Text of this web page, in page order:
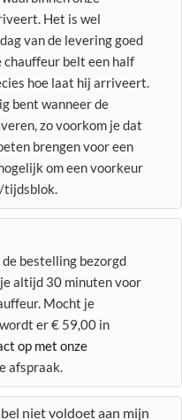
Het is wel
van de levering goed
belt een half
hoe laat hij arriveert.
bent wanneer de
zo voorkom je dat
brengen voor een
om een voorkeur
tijdsblok.
bestelling bezorgd
altijd 30 minuten voor
Mocht je
er € 59,00 in
op met onze
afspraak.
niet voldoet aan mijn